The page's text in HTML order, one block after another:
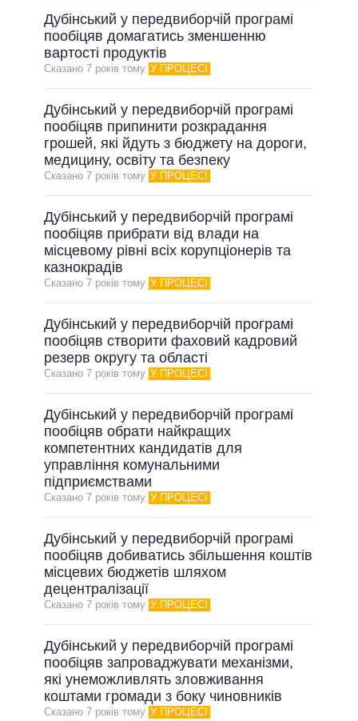
Дубінський у передвиборчій програмі
пообіцяв домагатись зменшенню
вартості продуктів
Сказано 7 рокiв тому У ПРОЦЕСІ
Дубінський у передвиборчій програмі
пообіцяв припинити розкрадання
грошей, які йдуть з бюджету на дороги,
медицину, освіту та безпеку
Сказано 7 рокiв тому У ПРОЦЕСІ
Дубінський у передвиборчій програмі
пообіцяв прибрати від влади на
місцевому рівні всіх корупціонерів та
казнокрадів
Сказано 7 рокiв тому У ПРОЦЕСІ
Дубінський у передвиборчій програмі
пообіцяв створити фаховий кадровий
резерв округу та області
Сказано 7 рокiв тому У ПРОЦЕСІ
Дубінський у передвиборчій програмі
пообіцяв обрати найкращих
компетентних кандидатів для
управління комунальними
підприємствами
Сказано 7 рокiв тому У ПРОЦЕСІ
Дубінський у передвиборчій програмі
пообіцяв добиватись збільшення коштів
місцевих бюджетів шляхом
децентралізації
Сказано 7 рокiв тому У ПРОЦЕСІ
Дубінський у передвиборчій програмі
пообіцяв запроваджувати механізми,
які унеможливлять зловживання
коштами громади з боку чиновників
Сказано 7 рокiв тому У ПРОЦЕСІ